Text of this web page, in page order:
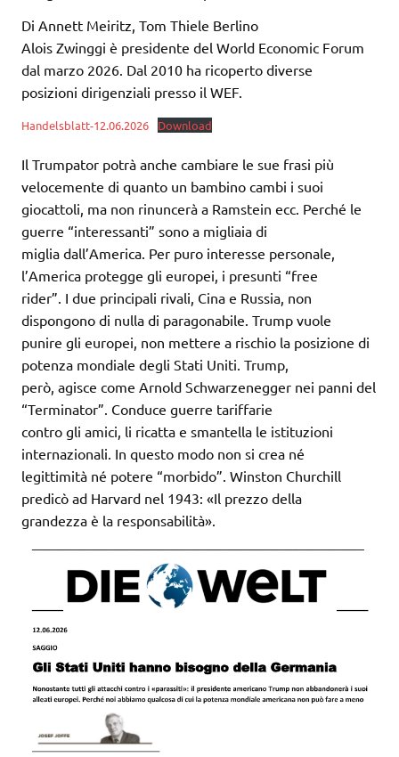
Di Annett Meiritz, Tom Thiele Berlino
Alois Zwinggi è presidente del World Economic Forum
dal marzo 2026. Dal 2010 ha ricoperto diverse
posizioni dirigenziali presso il WEF.
Handelsblatt-12.06.2026 Download
Il Trumpator potrà anche cambiare le sue frasi più
velocemente di quanto un bambino cambi i suoi
giocattoli, ma non rinuncerà a Ramstein ecc. Perché le
guerre “interessanti” sono a migliaia di
miglia dall’America. Per puro interesse personale,
l’America protegge gli europei, i presunti “free
rider”. I due principali rivali, Cina e Russia, non
dispongono di nulla di paragonabile. Trump vuole
punire gli europei, non mettere a rischio la posizione di
potenza mondiale degli Stati Uniti. Trump,
però, agisce come Arnold Schwarzenegger nei panni del
“Terminator”. Conduce guerre tariffarie
contro gli amici, li ricatta e smantella le istituzioni
internazionali. In questo modo non si crea né
legittimità né potere “morbido”. Winston Churchill
predicò ad Harvard nel 1943: «Il prezzo della
grandezza è la responsabilità».